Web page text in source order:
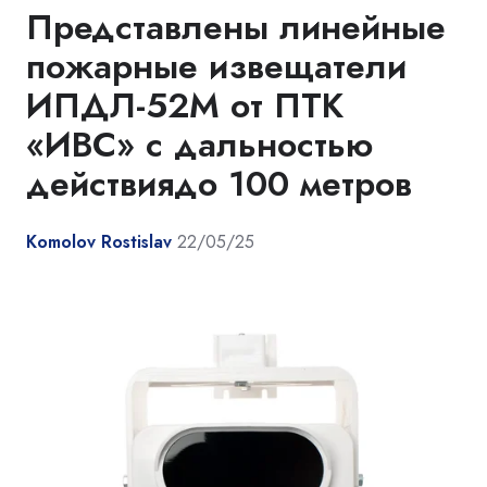
Представлены линейные
пожарные извещатели
ИПДЛ-52М от ПТК
«ИВС» с дальностью
действиядо 100 метров
Komolov Rostislav 22/05/25